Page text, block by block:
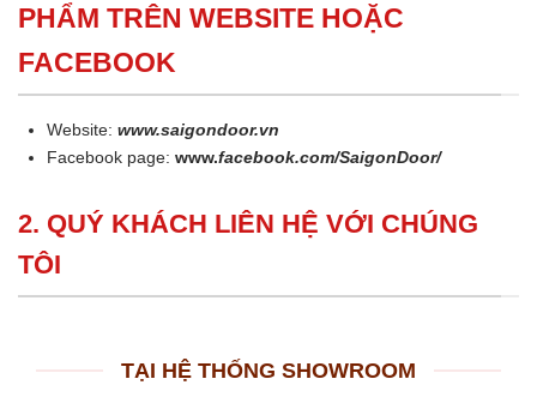
PHẨM TRÊN WEBSITE HOẶC
FACEBOOK
Website:www.saigondoor.vn
Facebook page:www.facebook.com/SaigonDoor/
2. QUÝ KHÁCH LIÊN HỆ VỚI CHÚNG
TÔI
TẠI HỆ THỐNG SHOWROOM